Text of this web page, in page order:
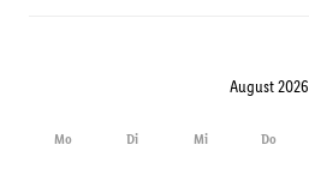
August 2026
Mo Di Mi Do